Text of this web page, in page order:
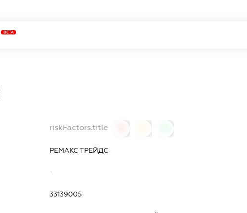
BETA
riskFactors.title
РЕМАКС ТРЕЙДС
-
33139005